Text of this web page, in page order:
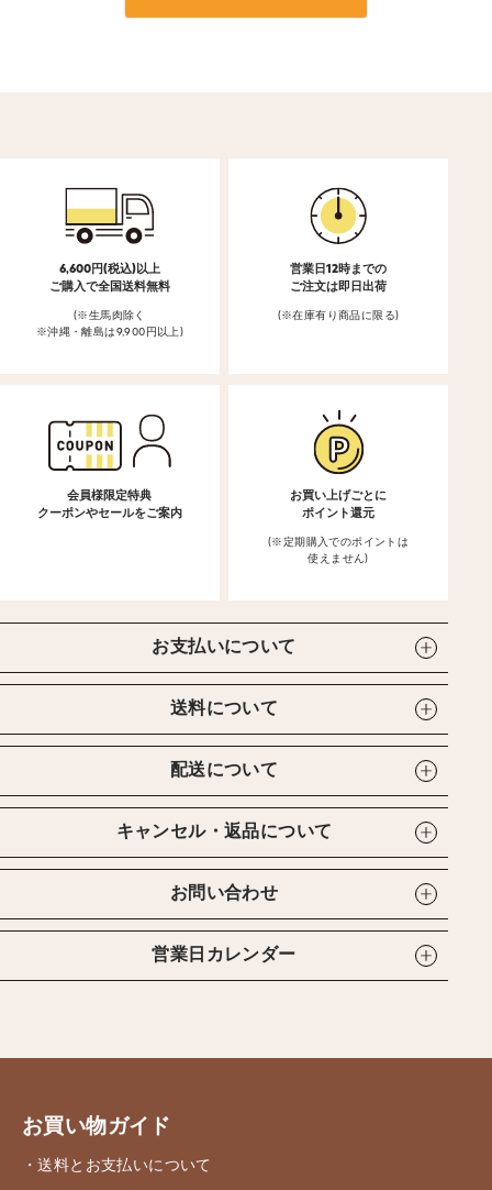
6,600円(税込)以上
ご購入で全国送料無料
(※生馬肉除く
※沖縄・離島は9,900円以上)
営業日12時までの
ご注文は即日出荷
(※在庫有り商品に限る)
会員様限定特典
クーポンやセールをご案内
お買い上げごとに
ポイント還元
(※定期購入でのポイントは
使えません)
お支払いについて
送料について
配送について
キャンセル・返品について
お問い合わせ
営業日カレンダー
お買い物ガイド
・送料とお支払いについて